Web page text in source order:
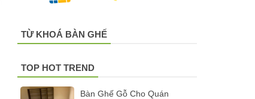
TỪ KHOÁ BÀN GHẾ
TOP HOT TREND
Bàn Ghế Gỗ Cho Quán